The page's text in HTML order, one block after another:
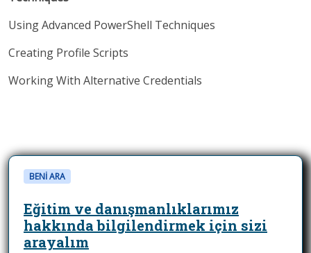
Using Advanced PowerShell Techniques
Creating Profile Scripts
Working With Alternative Credentials
BENİ ARA
Eğitim ve danışmanlıklarımız
hakkında bilgilendirmek için sizi
arayalım